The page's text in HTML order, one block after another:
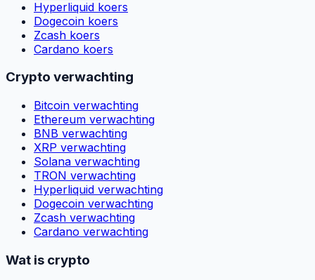
Hyperliquid koers
Dogecoin koers
Zcash koers
Cardano koers
Crypto verwachting
Bitcoin verwachting
Ethereum verwachting
BNB verwachting
XRP verwachting
Solana verwachting
TRON verwachting
Hyperliquid verwachting
Dogecoin verwachting
Zcash verwachting
Cardano verwachting
Wat is crypto